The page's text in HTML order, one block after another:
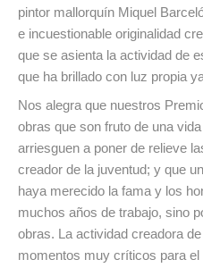
pintor mallorquín Miquel
e incuestionable originalidad
que se asienta la actividad de
que ha brillado con luz propia
Nos alegra que nuestros
obras que son fruto de una
arriesguen a poner de relieve
creador de la juventud; y que
haya merecido la fama y los
muchos años de trabajo, sino
obras. La actividad creadora
momentos muy críticos para